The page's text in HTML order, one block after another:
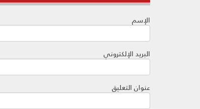
الإسم
البريد الإلكتروني
عنوان التعليق